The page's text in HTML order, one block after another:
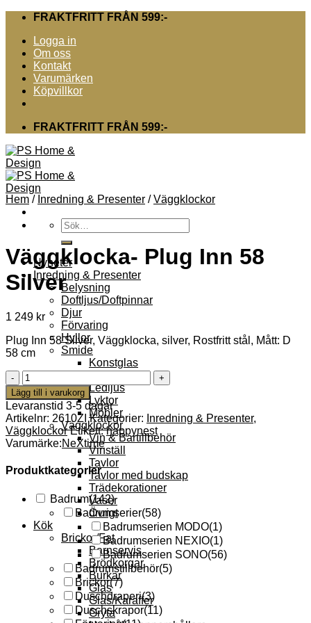
Skip
content
FRAKTFRITT FRÅN 599:-
Logga in
Om oss
Kontakt
Varumärken
Köpvillkor
FRAKTFRITT FRÅN 599:-
Sök
efter:
Nyheter
Inredning & Presenter
Belysning
Doftljus/Doftpinnar
Djur
Förvaring
Hyllor
Smide
Konstglas
Klockor
Ledljus
Lyktor
Möbler
Väggklockor
Vin & Bartillbehör
Vinställ
Tavlor
Tavlor med budskap
Trädekorationer
Vaser
Övrigt
Kök
Brickor/Fat
Barnservis
Brödkorgar
Burkar
Glas
Glas/Karaffer
Gryta
Hem / Inredning & Presenter / Väggklockor
Väggklocka- Plug Inn 58
Silver
1 249 kr
Plug Inn 58 Silver, Väggklocka, silver, Rostfritt stål, Mått: D
58 cm
Väggklocka-
Plug
Inn
58
Silver
mängd
Lägg till i varukorg
Levaranstid 3-5 dagar
Artikelnr: 2610ZI Kategorier: Inredning & Presenter,
Väggklockor Etikett:happynest
Varumärke:NeXtime
Produktkategorier
Badrum(142)
Badrumserier(58)
Badrumserien MODO(1)
Badrumserien NEXIO(1)
Badrumserien SONO(56)
Badrumstillbehör(5)
Brickor(7)
Duschdraperi(3)
Duschskrapor(11)